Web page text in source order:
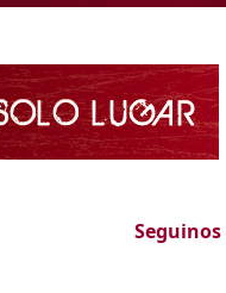
Seguinos